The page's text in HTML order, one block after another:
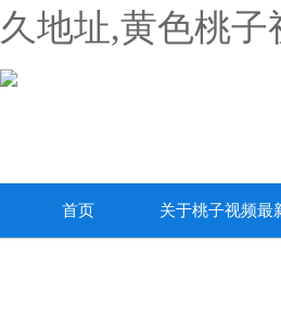
久地址,黄色桃
首页 关于桃子视频最